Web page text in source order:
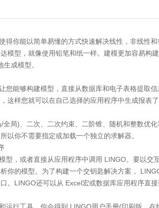
得你能以简单易懂的方式快速解决线性，非线性
模型，就像使用铅笔和纸一样。建模更加容易构
成模型。
您能够构建模型，直接从数据库和电子表格提取
这样您就可以在自己选择的应用程序中生成报表了
局)、二次、二次约束、二阶锥、随机和整数优
以你不需要指定或加载一个独立的求解器。
型，或者直接从应用程序中调用 LINGO。要以交
你的模型。为了构建一个交钥匙解决方案，
。LINGO还可以从 Excel宏或数据库应用程序直接